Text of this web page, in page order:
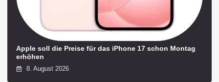
Apple soll die Preise für das iPhone 17 schon Montag
erhöhen
8. August 2026